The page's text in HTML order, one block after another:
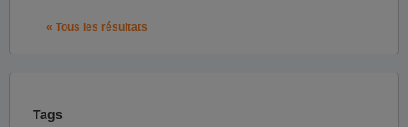
« Tous les résultats
Tags